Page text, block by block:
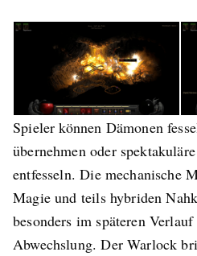
Spieler können Dämonen
übernehmen oder
entfesseln. Die mechanische
Magie und teils hybriden
besonders im späteren
Abwechslung. Der Warlock